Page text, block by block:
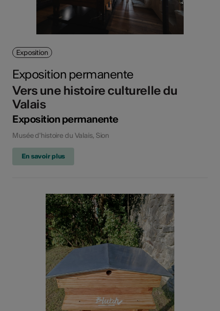
Exposition
Exposition permanente
Vers une histoire culturelle du
Valais
Exposition permanente
Musée d'histoire du Valais, Sion
En savoir plus